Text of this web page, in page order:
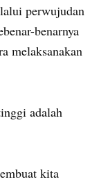
perwujudan
benarnya
melaksanakan
adalah
kita